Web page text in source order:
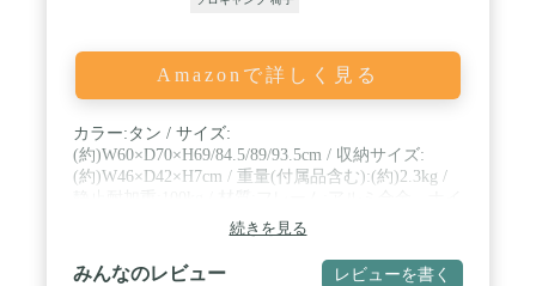
Amazonで詳しく見る
カラー:タン / サイズ:
(約)W60×D70×H69/84.5/89/93.5cm / 収納サイズ:
(約)W46×D42×H7cm / 重量(付属品含む):(約)2.3kg /
ロン、生地:コットン、生地補強材:600Dポリエステ
ル / ※2021年出荷分より収納袋の持ち手部分を強化
しました。
続きを見る
みんなのレビュー レビューを書く